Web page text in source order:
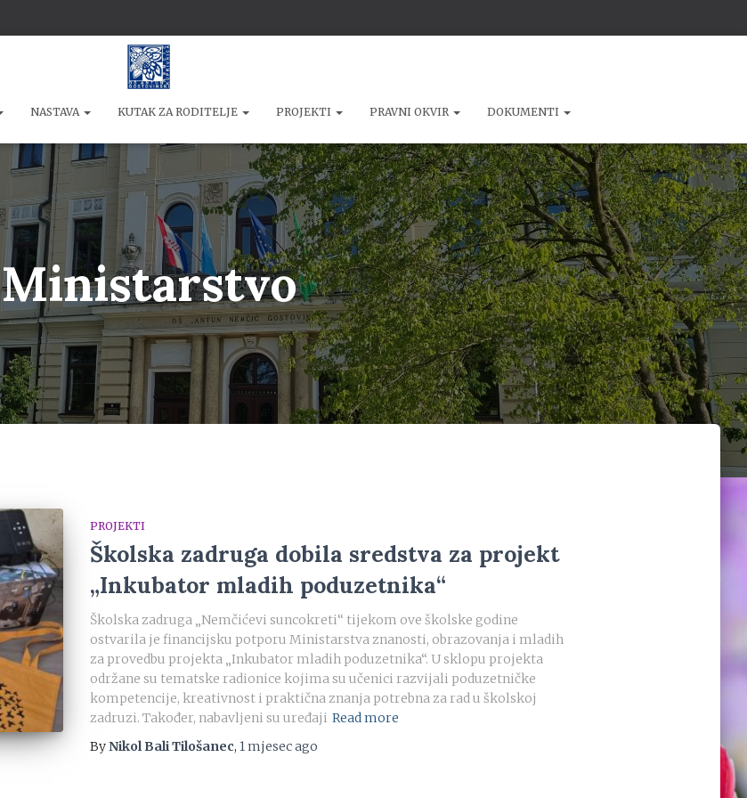
NASTAVA KUTAK ZA RODITELJE PROJEKTI PRAVNI OKVIR DOKUMENTI
Ministarstvo
PROJEKTI
Školska zadruga dobila sredstva za projekt
„Inkubator mladih poduzetnika“
Školska zadruga „Nemčićevi suncokreti“ tijekom ove školske godine
ostvarila je financijsku potporu Ministarstva znanosti, obrazovanja i mladih
za provedbu projekta „Inkubator mladih poduzetnika“. U sklopu projekta
održane su tematske radionice kojima su učenici razvijali poduzetničke
kompetencije, kreativnost i praktična znanja potrebna za rad u školskoj
zadruzi. Također, nabavljeni su uređaji Read more
ByNikol Bali Tilošanec, 1 mjesecago